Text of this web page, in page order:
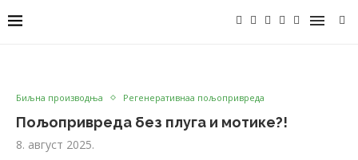
Биљна производња Регенеративнаа пољопривреда
Пољопривреда без плуга и мотике?!
8. август 2025.